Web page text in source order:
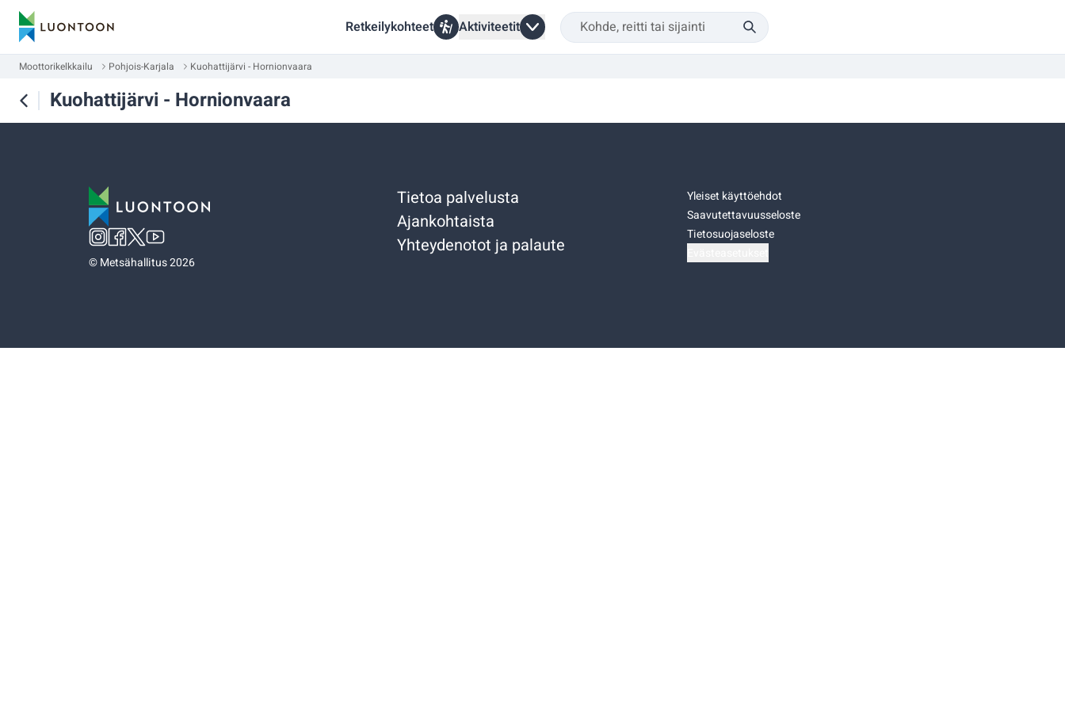
Retkeilykohteet Aktiviteetit
Moottorikelkkailu Pohjois-Karjala Kuohattijärvi - Hornionvaara
Kuohattijärvi - Hornionvaara
©Metsähallitus 2026
Tietoa palvelusta
Ajankohtaista
Yhteydenotot ja palaute
Yleiset käyttöehdot
Saavutettavuusseloste
Tietosuojaseloste